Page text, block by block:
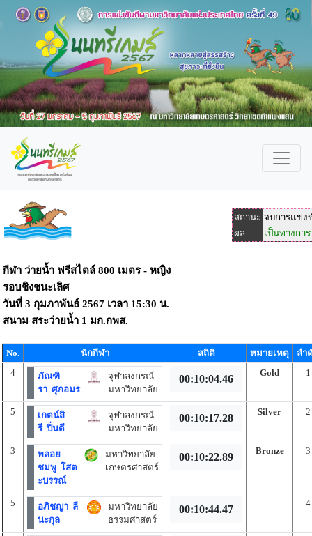
สถานะ จบการแข่ง
ผล
เป็นทางการ
กีฬา ว่ายน้ำ ฟรีสไตล์ 800 เมตร - หญิง
รอบชิงชนะเลิศ
วันที่ 3 กุมภาพันธ์ 2567 เวลา 15:30 น.
สนาม สระว่ายน้ำ 1 มก.กพส.
No. นักกีฬา สถิติ หมายเหตุ
ลำ
4
ภัณฑิ
รา ศุภอมร
จุฬาลงกรณ์
มหาวิทยาลัย
00:10:04.46
Gold 1
5
เกตน์สิ
รี ปิ่นดี
จุฬาลงกรณ์
มหาวิทยาลัย
00:10:17.28
Silver 2
3
พลอย
ชมพู โสต
ะบรรณ์
มหาวิทยาลัย
เกษตรศาสตร์
00:10:22.89
Bronze 3
5
อภิชญา ลี
นะกุล
มหาวิทยาลัย
ธรรมศาสตร์
00:10:44.47
4